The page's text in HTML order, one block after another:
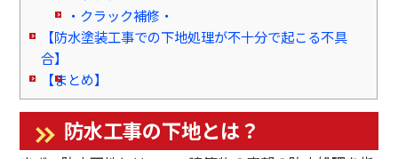
・クラック補修・
【防水塗装工事での下地処理が不十分で起こる不具
合】
【まとめ】
防水工事の下地とは？